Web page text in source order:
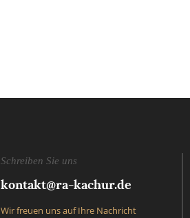
Schreiben Sie uns
kontakt@ra-kachur.de
Wir freuen uns auf Ihre Nachricht